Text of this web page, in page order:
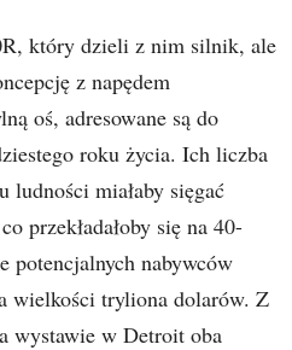
który dzieli z nim silnik, ale
z napędem
oś, adresowane są do
roku życia. Ich liczba
ludności miałaby sięgać
przekładałoby się na 40-
potencjalnych nabywców
wielkości tryliona dolarów. Z
wystawie w Detroit oba